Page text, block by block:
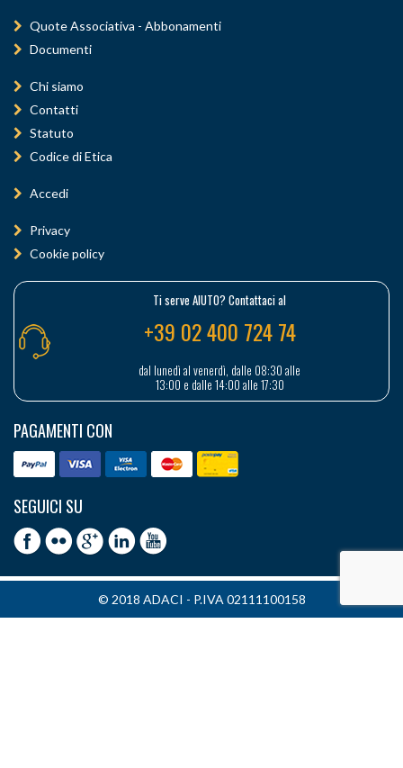
Quote Associativa - Abbonamenti
Documenti
Chi siamo
Contatti
Statuto
Codice di Etica
Accedi
Privacy
Cookie policy
Ti serve AIUTO? Contattaci al
+39 02 400 724 74
dal lunedì al venerdì, dalle 08:30 alle
13:00 e dalle 14:00 alle 17:30
PAGAMENTI CON
SEGUICI SU
© 2018 ADACI - P.IVA 02111100158